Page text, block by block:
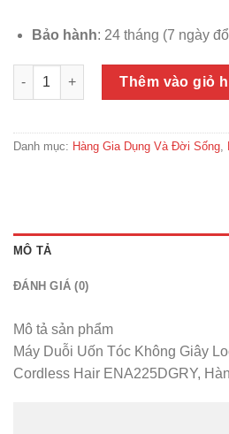
Bảo hành: 24 tháng (7 ngày
Máy duỗi tóc không dây
Thêm vào giỏ
Danh mục: Hàng Gia Dụng Và Đời Sống
MÔ TẢ
ĐÁNH GIÁ (0)
Mô tả sản phẩm
Máy Duỗi Uốn Tóc Không Giây
Cordless Hair ENA225DGRY,